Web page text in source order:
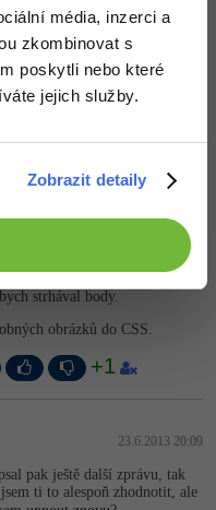
média, inzerci a
zkombinovat s
poskytli nebo které
jejich služby.
Zobrazit detaily
23.6.2013 16:40
23.6.2013 16:49
strhával body.
obrázků do CSS.
+1
23.6.2013 20:09
pak ještě další zprávu, tak
ti to alespoň zhodnotit, ale